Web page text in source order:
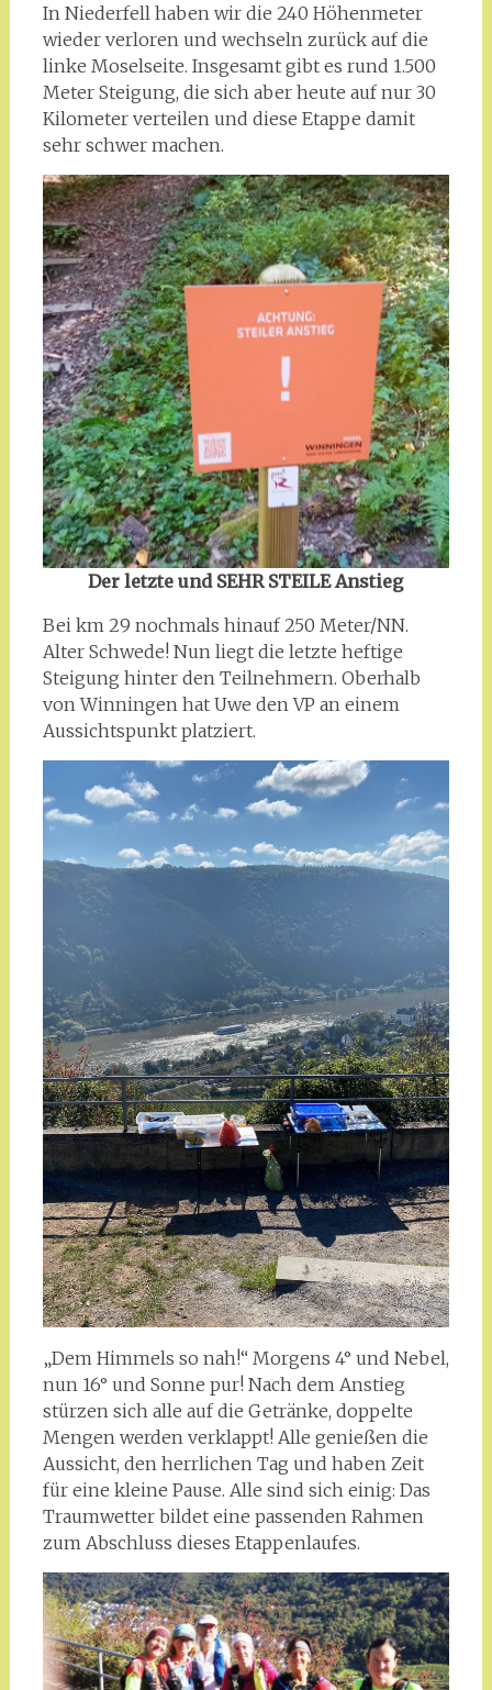
In Niederfell haben wir die 240 Höhenmeter
wieder verloren und wechseln zurück auf die
linke Moselseite. Insgesamt gibt es rund 1.500
Meter Steigung, die sich aber heute auf nur 30
Kilometer verteilen und diese Etappe damit
sehr schwer machen.
Der letzte und SEHR STEILE Anstieg
Bei km 29 nochmals hinauf 250 Meter/NN.
Alter Schwede! Nun liegt die letzte heftige
Steigung hinter den Teilnehmern. Oberhalb
von Winningen hat Uwe den VP an einem
Aussichtspunkt platziert.
„Dem Himmels so nah!“ Morgens 4° und Nebel,
nun 16° und Sonne pur! Nach dem Anstieg
stürzen sich alle auf die Getränke, doppelte
Mengen werden verklappt! Alle genießen die
Aussicht, den herrlichen Tag und haben Zeit
für eine kleine Pause. Alle sind sich einig: Das
Traumwetter bildet eine passenden Rahmen
zum Abschluss dieses Etappenlaufes.